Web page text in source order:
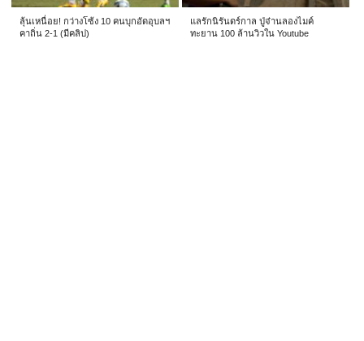
ลุ้นเหนื่อย! กว่างโซ้ง 10 คนบุกอัดอุบลฯ
คาถิ่น 2-1 (มีคลิป)
แลรักนิรันดร์กาล ปู่จ๋านลองไมค์
ทะยาน 100 ล้านวิวใน Youtube